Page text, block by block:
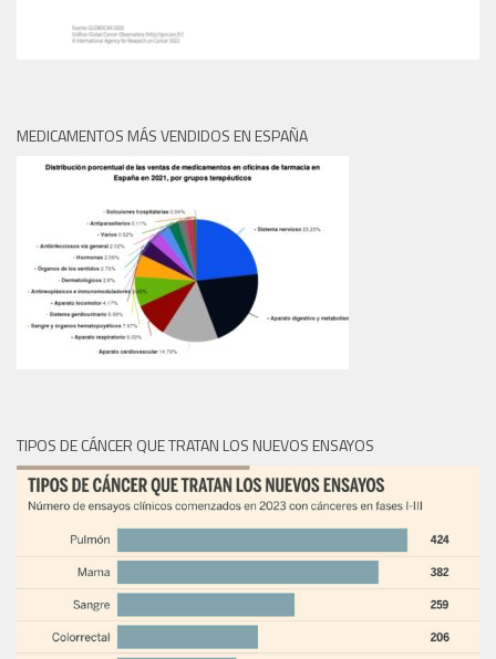
MEDICAMENTOS MÁS VENDIDOS EN ESPAÑA
TIPOS DE CÁNCER QUE TRATAN LOS NUEVOS ENSAYOS